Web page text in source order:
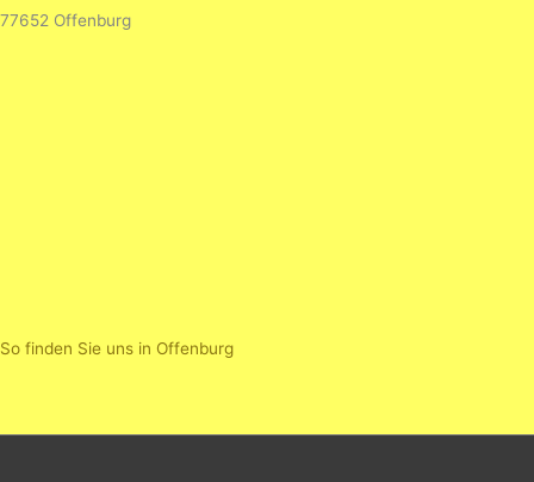
77652 Offenburg
So finden Sie uns in Offenburg